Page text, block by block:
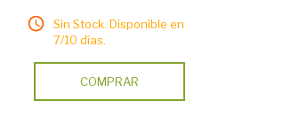
Sin Stock. Disponible en
7/10 días.
COMPRAR